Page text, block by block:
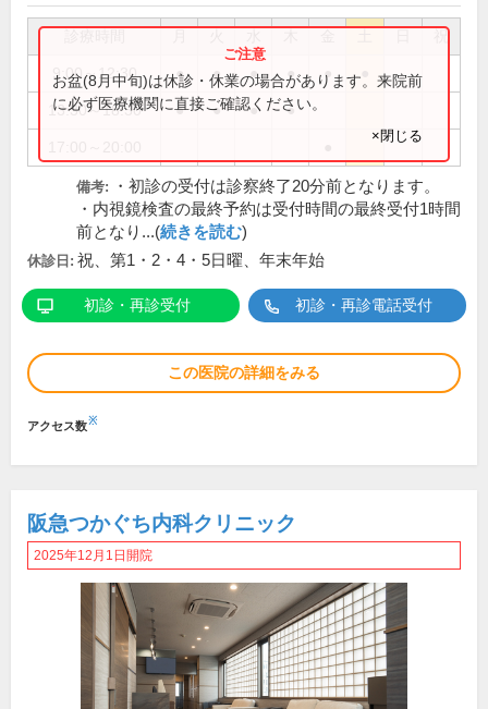
祝
9:00～12:30 ● ● ● ● ●
13:30～18:30 ● ● ● ●
お盆(8月中旬)は休診・休業の場合があります。来院前
に必ず医療機関に直接ご確認ください。
×閉じる
備考:
・初診の受付は診察終了20分前となります。
・内視鏡検査の最終予約は受付時間の最終受付1時間
前となり...(続きを読む)
休診日: 祝、第1・2・4・5日曜、年末年始
初診・再診受付 初診・再診電話受付
この医院の詳細をみる
アクセス数※
阪急つかぐち内科クリニック
2025年12月1日開院